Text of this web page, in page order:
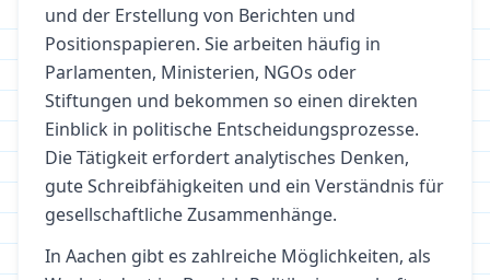
und der Erstellung von Berichten und
Positionspapieren. Sie arbeiten häufig in
Parlamenten, Ministerien, NGOs oder
Stiftungen und bekommen so einen direkten
Einblick in politische Entscheidungsprozesse.
Die Tätigkeit erfordert analytisches Denken,
gute Schreibfähigkeiten und ein Verständnis für
gesellschaftliche Zusammenhänge.
In Aachen gibt es zahlreiche Möglichkeiten, als